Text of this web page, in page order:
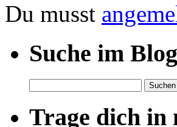
Du musst
Suche im Blog
nach:
Trage dich in